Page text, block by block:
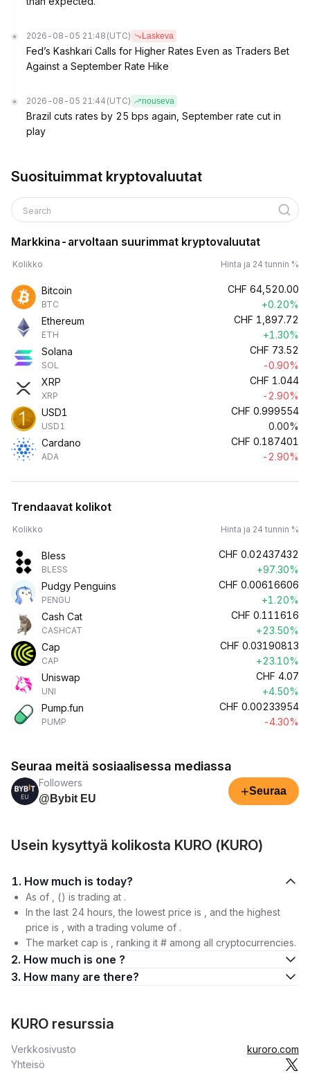
2026-08-05 21:48 (UTC) Laskeva
Fed’s Kashkari Calls for Higher Rates Even as Traders Bet
Against a September Rate Hike
2026-08-05 21:44 (UTC) nouseva
Brazil cuts rates by 25 bps again, September rate cut in
play
Suosituimmat kryptovaluutat
Search
Markkina-arvoltaan suurimmat kryptovaluutat
Kolikko Hinta ja 24 tunnin %
Bitcoin
BTC
CHF 64,520.00
+0.20%
Ethereum
ETH
CHF 1,897.72
+1.30%
Solana
SOL
CHF 73.52
-0.90%
XRP
XRP
CHF 1.044
-2.90%
USD1
USD1
CHF 0.999554
0.00%
Cardano
ADA
CHF 0.187401
-2.90%
Trendaavat kolikot
Kolikko Hinta ja 24 tunnin %
Bless
BLESS
CHF 0.02437432
+97.30%
Pudgy Penguins
PENGU
CHF 0.00616606
+1.20%
Cash Cat
CASHCAT
CHF 0.111616
+23.50%
Cap
CAP
CHF 0.03190813
+23.10%
Uniswap
UNI
CHF 4.07
+4.50%
Pump.fun
PUMP
CHF 0.00233954
-4.30%
Seuraa meitä sosiaalisessa mediassa
Followers
@Bybit EU
+Seuraa
Usein kysyttyä kolikosta KURO (KURO)
1. How much is today?
As of , () is trading at .
In the last 24 hours, the lowest price is , and the highest
price is , with a trading volume of .
The market cap is , ranking it # among all cryptocurrencies.
2. How much is one ?
3. How many are there?
KURO resurssia
Verkkosivusto
kuroro.com
Yhteisö